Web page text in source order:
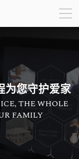
为您守护爱家
THE WHOLE
FAMILY